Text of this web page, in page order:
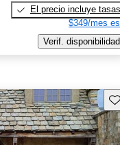
El precio incluye tasas
$349/mes
Verif. disponibilidad